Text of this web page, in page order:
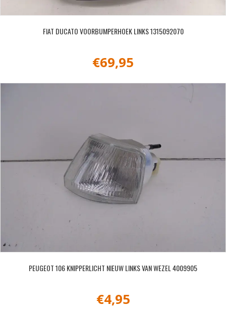
FIAT DUCATO VOORBUMPERHOEK LINKS 1315092070
€69,95
PEUGEOT 106 KNIPPERLICHT NIEUW LINKS VAN WEZEL 4009905
€4,95